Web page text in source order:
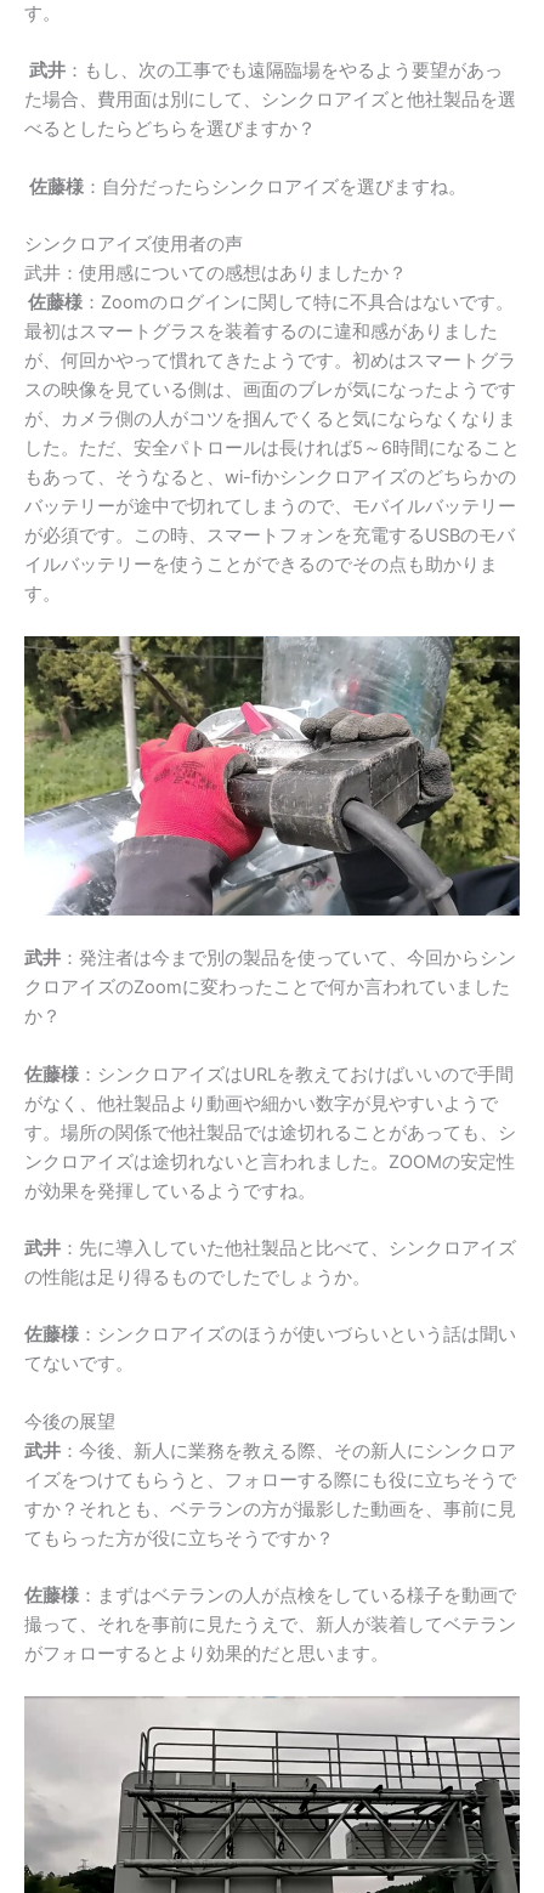
す。
武井 ：もし、次の工事でも遠隔臨場をやるよう要望があっ
た場合、費用面は別にして、シンクロアイズと他社製品を選
べるとしたらどちらを選びますか？
佐藤様 ：自分だったらシンクロアイズを選びますね。
シンクロアイズ使用者の声
武井：使用感についての感想はありましたか？
佐藤様 ： Zoomのログインに関して特に不具合はないです。
最初はスマートグラスを装着するのに違和感がありました
が、何回かやって慣れてきたようです。初めはスマートグラ
スの映像を見ている側は、画面のブレが気になったようです
が、カメラ側の人がコツを掴んでくると気にならなくなりま
した。ただ、安全パトロールは長ければ5 ～ 6時間になること
もあって、そうなると、 wi-fiかシンクロアイズのどちらかの
バッテリーが途中で切れてしまうので、モバイルバッテリー
が必須です。この時、スマートフォンを充電するUSBのモバ
イルバッテリーを使うことができるのでその点も助かりま
す。
武井 ：発注者は今まで別の製品を使っていて、今回からシン
クロアイズのZoomに変わったことで何か言われていました
か？
佐藤様 ：シンクロアイズはURL を教えておけばいいので手間
がなく、他社製品より動画や細かい数字が見やすいようで
す。場所の関係で他社製品では途切れることがあっても、シ
ンクロアイズは途切れないと言われました。 ZOOMの安定性
が効果を発揮しているようですね。
武井 ：先に導入していた他社製品と比べて、シンクロアイズ
の性能は足り得るものでしたでしょうか。
佐藤様 ：シンクロアイズのほうが使いづらいという話は聞い
てないです。
今後の展望
武井 ：今後、新人に業務を教える際、その新人にシンクロア
イズをつけてもらうと、フォローする際にも役に立ちそうで
すか？それとも、ベテランの方が撮影した動画を、事前に見
てもらった方が役に立ちそうですか？
佐藤様 ：まずはベテランの人が点検をしている様子を動画で
撮って、それを事前に見たうえで、新人が装着してベテラン
がフォローするとより効果的だと思います。